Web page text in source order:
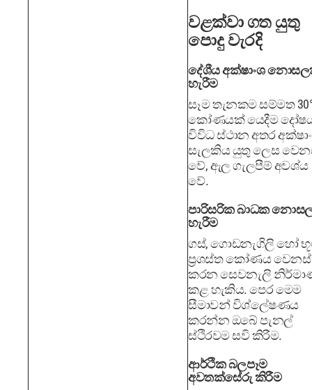
වළක්වා ගත යුතු
පොදු වැරදි
දේශීය අක්ෂාංශ
හැරීම
සෑම තැනකම සම්මත
කෝණයක් යෙදීම
විවිධ ස්ථාන අතර
සැලකිය යුතු ලෙස
වේ, ඇල ගැලපීම් අවශ්ය
වේ.
පාරිසරික බාධක
හැරීම
ගස්, ගොඩනැගිලි හෝ
ප්‍රශස්ත කෝණය වෙනස්
කරන සෙවනැලි
කළ හැකිය. පෙර මෙම
සීමාවන් විශ්ලේෂණය
කරන්න ඔබේ පැනල්
ස්ථිරවම සවි කිරීම.
ආර්ථික බලපෑම
අවතක්සේරු කිරීම